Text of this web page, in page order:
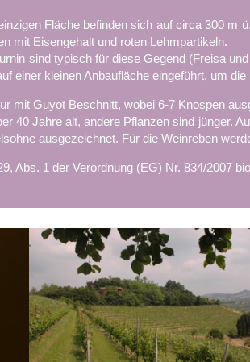
Fläche befinden sich auf circa 300
mit Eisengehalt und roten Lehmpartikeln.
sind typisch für diese Gegend (Freisa
einer kleinen Anbaufläche eingeführt, um
mit Guyot Beschnitt, wobei 6-7 Knospen
40 Jahre alt, andere Pflanzen sind jünger.
ausgezeichnet. Für die Weinreben
Abs. 1 der Verordnung (EG) Nr. 834/2007